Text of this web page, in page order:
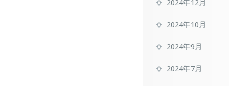
2024年12月
2024年10月
2024年9月
2024年7月